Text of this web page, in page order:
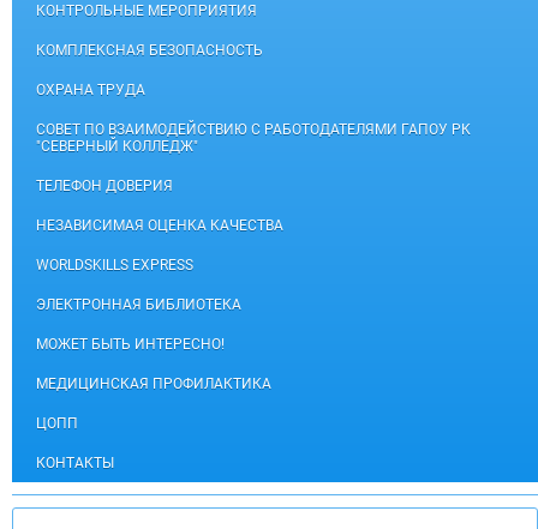
КОНТРОЛЬНЫЕ МЕРОПРИЯТИЯ
КОМПЛЕКСНАЯ БЕЗОПАСНОСТЬ
ОХРАНА ТРУДА
СОВЕТ ПО ВЗАИМОДЕЙСТВИЮ С РАБОТОДАТЕЛЯМИ ГАПОУ РК
"СЕВЕРНЫЙ КОЛЛЕДЖ"
ТЕЛЕФОН ДОВЕРИЯ
НЕЗАВИСИМАЯ ОЦЕНКА КАЧЕСТВА
WORLDSKILLS EXPRESS
ЭЛЕКТРОННАЯ БИБЛИОТЕКА
МОЖЕТ БЫТЬ ИНТЕРЕСНО!
МЕДИЦИНСКАЯ ПРОФИЛАКТИКА
ЦОПП
КОНТАКТЫ